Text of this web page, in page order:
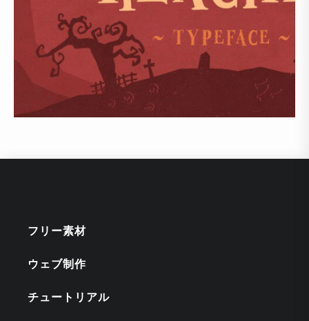
フリー素材
ウェブ制作
チュートリアル